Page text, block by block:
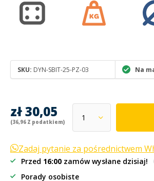
SKU: DYN-SBIT-25-PZ-03 Na
zł 30,05
(36,96 Z podatkiem)
Zadaj pytanie za pośrednictwem
Przed 16:00 zamów wysłane dzisiaj!
Porady osobiste